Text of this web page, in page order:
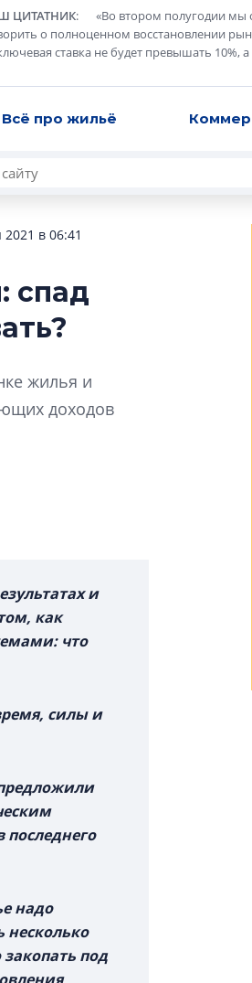
ЦИТАТНИК: «Во втором полугодии мы
о полноценном восстановлении
ставка не будет превышать 10%,
Всё про жильё
в 06:41
спад
жилья и
доходов
и
как
что
силы и
надо
под
В Санкт-Петербурге выбрали
лучших поющих строителей
девятый сезон творческого
строить и жить помогает»
центр совмещенного